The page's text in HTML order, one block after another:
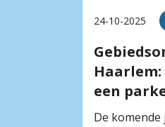
24-10-2025
een
De